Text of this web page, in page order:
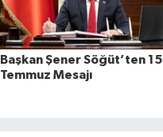
Başkan Şener Söğüt’ten 15
Temmuz Mesajı